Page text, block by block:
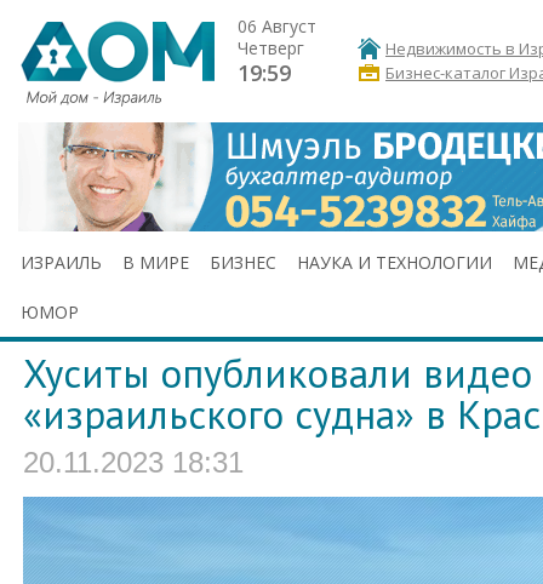
06 Август
Четверг
19:59
Недвижимость в
Бизнес-каталог
ИЗРАИЛЬ В МИРЕ БИЗНЕС НАУКА И ТЕХНОЛОГИИ
ЮМОР
Хуситы опубликовали видео
«израильского судна» в
20.11.2023 18:31